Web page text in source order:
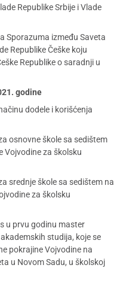
Republike Srbije i Vlade
Sporazuma između Saveta
Republike Češke koju
Republike o saradnji u
godine
dodele i korišćenja
osnovne škole sa sedištem
Vojvodine za školsku
srednje škole sa sedištem na
za školsku
u prvu godinu master
studija, koje se
pokrajine Vojvodine na
u Novom Sadu, u školskoj